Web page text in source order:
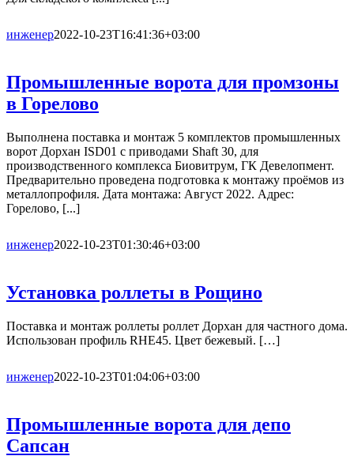
инженер2022-10-23T16:41:36+03:00
Промышленные ворота для промзоны
в Горелово
Выполнена поставка и монтаж 5 комплектов промышленных
ворот Дорхан ISD01 с приводами Shaft 30, для
производственного комплекса Биовитрум, ГК Девелопмент.
Предварительно проведена подготовка к монтажу проёмов из
металлопрофиля. Дата монтажа: Август 2022. Адрес:
Горелово, [...]
инженер2022-10-23T01:30:46+03:00
Установка роллеты в Рощино
Поставка и монтаж роллеты роллет Дорхан для частного дома.
Использован профиль RHE45. Цвет бежевый. […]
инженер2022-10-23T01:04:06+03:00
Промышленные ворота для депо
Сапсан